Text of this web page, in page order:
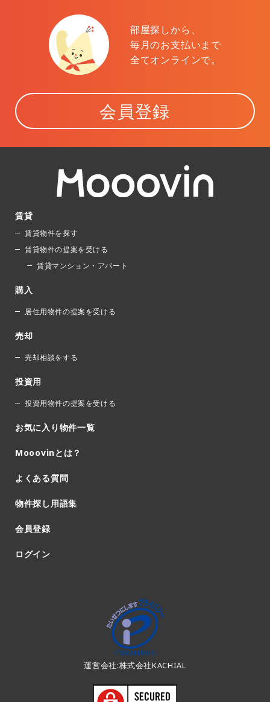
部屋探しから、
毎月のお支払いまで
全てオンラインで。
会員登録
賃貸
賃貸物件を探す
賃貸物件の提案を受ける
賃貸マンション・アパート
購入
居住用物件の提案を受ける
売却
売却相談をする
投資用
投資用物件の提案を受ける
お気に入り物件一覧
Mooovinとは？
よくある質問
物件探し用語集
会員登録
ログイン
運営会社:株式会社KACHIAL